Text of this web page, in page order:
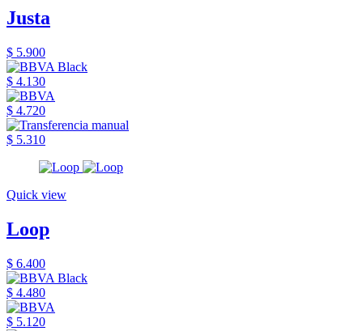
Justa
$ 5.900
$ 4.130
$ 4.720
$ 5.310
Quick view
Loop
$ 6.400
$ 4.480
$ 5.120